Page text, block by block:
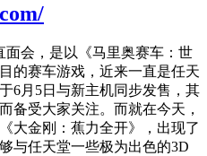
面会，是以《马里奥赛车：世
的赛车游戏，近来一直是任天
6月5日与新主机同步发售，其
备受大家关注。而就在今天，
大金刚：蕉力全开》，出现了
与任天堂一些极为出色的3D